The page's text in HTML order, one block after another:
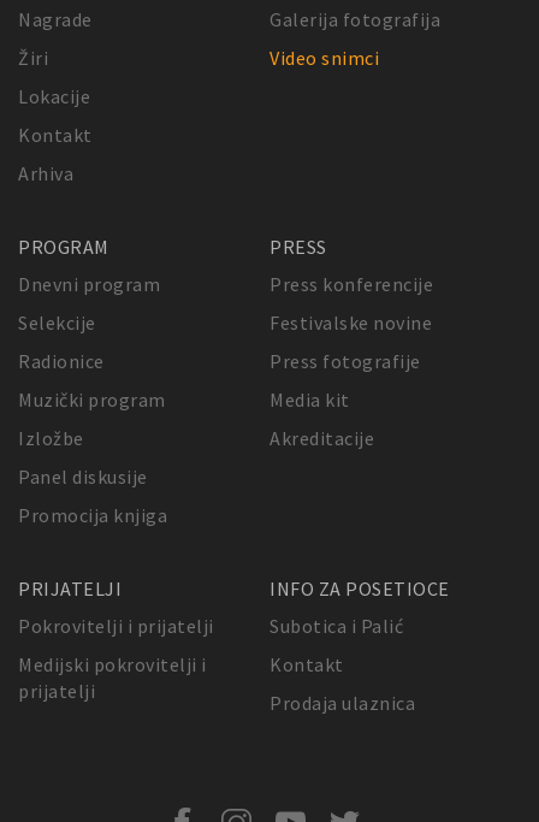
Nagrade
Žiri
Lokacije
Kontakt
Arhiva
Galerija fotografija
Video snimci
PROGRAM
Dnevni program
Selekcije
Radionice
Muzički program
Izložbe
Panel diskusije
Promocija knjiga
PRESS
Press konferencije
Festivalske novine
Press fotografije
Media kit
Akreditacije
PRIJATELJI
Pokrovitelji i prijatelji
Medijski pokrovitelji i
prijatelji
INFO ZA POSETIOCE
Subotica i Palić
Kontakt
Prodaja ulaznica